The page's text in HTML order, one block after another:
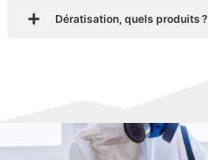
Dératisation, quels produits ?